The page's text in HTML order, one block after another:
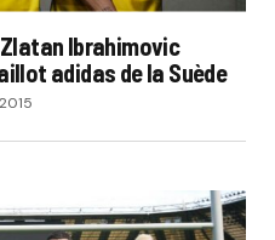
Ibrahimovic
adidas de la Suède